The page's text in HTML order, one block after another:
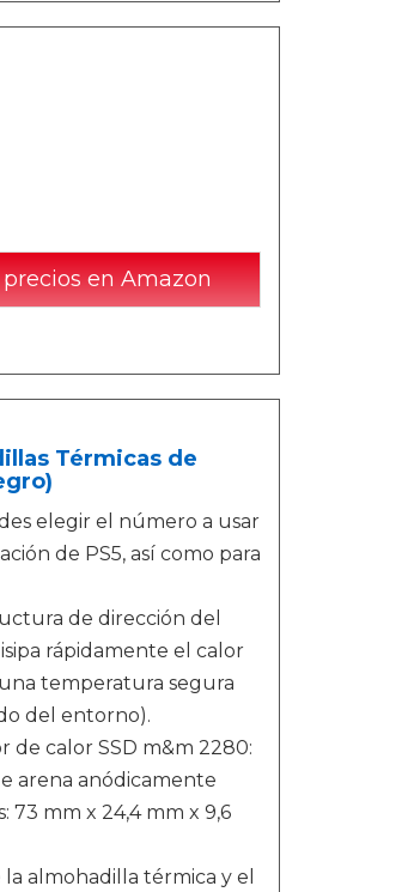
en Amazon
Térmicas de
elegir el número a usar
de PS5, así como para
de dirección del
rápidamente el calor
temperatura segura
del entorno).
de calor SSD m&m 2280:
arena anódicamente
73 mm x 24,4 mm x 9,6
almohadilla térmica y el